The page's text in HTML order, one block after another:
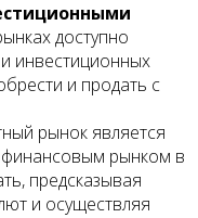
доступно
инвестиционных
и продать с
рынок является
рынком в
предсказывая
и осуществляя